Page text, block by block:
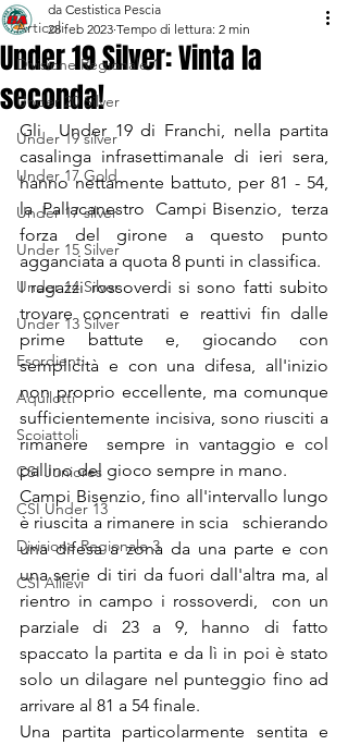
Articoli
Divisione Regionale 1
Under 20 Silver
Under 19 silver
Under 17 Gold
Under 17 silver
Under 15 Silver
Under 14 Silver
Under 13 Silver
Esordienti
Aquilotti
Scoiattoli
CSI Juniores
CSI Under 13
Divisione Regionale 3
CSI Allievi
Under 19 Silver: Vinta la
seconda!
da Cestistica Pescia
28 feb 2023 Tempo di lettura: 2 min
Gli  Under 19 di Franchi, nella partita
casalinga infrasettimanale di ieri sera,
hanno nettamente battuto, per 81 - 54,
la  Pallacanestro  Campi Bisenzio,  terza
forza del girone a questo punto
agganciata a quota 8 punti in classifica.
I ragazzi rossoverdi si sono fatti subito
trovare concentrati e reattivi fin dalle
prime battute e, giocando con
semplicità e con una difesa, all'inizio
non proprio eccellente, ma comunque
sufficientemente incisiva, sono riusciti a
rimanere  sempre in vantaggio e col
pallino del gioco sempre in mano.
Campi Bisenzio, fino all'intervallo lungo
è riuscita a rimanere in scia   schierando
una difesa a zona da una parte e con
una serie di tiri da fuori dall'altra ma, al
rientro in campo i rossoverdi,  con un
parziale di 23 a 9, hanno di fatto
spaccato la partita e da lì in poi è stato
solo un dilagare nel punteggio fino ad
arrivare al 81 a 54 finale.
Una partita particolarmente sentita e